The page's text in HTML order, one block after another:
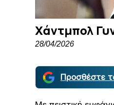
Χάντμπολ
28/04/2026
Προσθέστε